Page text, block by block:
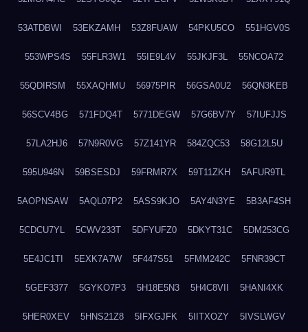
53ATDBWI 53EKZAMH 53Z8FUAW 54PKU5CO 551HGV0S
553WPS4S 55FLR3W1 55IE9L4V 55JKJF3L 55NCOA72
55QDIRSM 55XAQHMU 56975PIR 56GSA0U2 56QN3KEB
56SCV4BG 571FDQ4T 5771DEGW 57G6BV7Y 57IUFJJS
57LA2HJ6 57N9R0VG 57Z141YR 584ZQC53 58G12L5U
595U946N 59BSESDJ 59FRMR7X 59T11ZKH 5AFUR9TL
5AOPNSAW 5AQL07P2 5ASS9KJO 5AY4N3YE 5B3AF4SH
5CDCU7YL 5CWV233T 5DFYUFZ0 5DKYT31C 5DM253CG
5E4JC1TI 5EXK7A7W 5F447S51 5FMM242C 5FNR39CT
5GEF3377 5GYKO7P3 5H18E5N3 5H4C8VII 5HANI4XK
5HER0XEV 5HNS21Z8 5IFXGJFK 5IITXOZY 5IVSLWGV